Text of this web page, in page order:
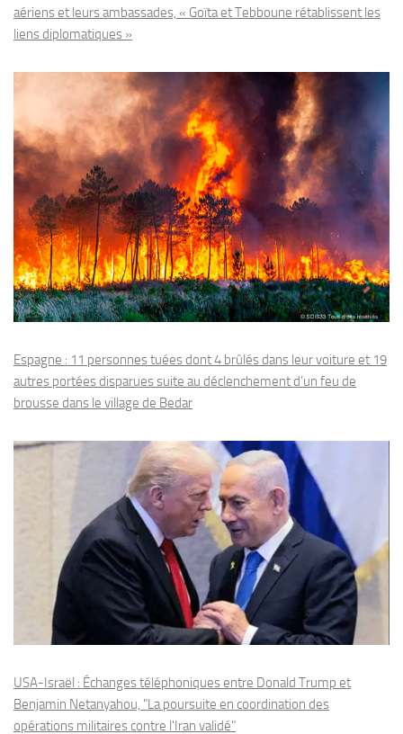
aériens et leurs ambassades, « Goïta et Tebboune rétablissent les
liens diplomatiques »
Espagne : 11 personnes tuées dont 4 brûlés dans leur voiture et 19
autres portées disparues suite au déclenchement d’un feu de
brousse dans le village de Bedar
USA-Israël : Échanges téléphoniques entre Donald Trump et
Benjamin Netanyahou, "La poursuite en coordination des
opérations militaires contre l'Iran validé"